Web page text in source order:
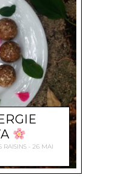
RAISINS
26 MAI